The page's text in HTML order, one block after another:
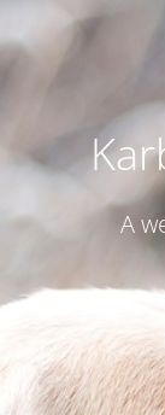
A